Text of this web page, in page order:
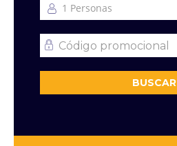
1 Personas
BUSCAR